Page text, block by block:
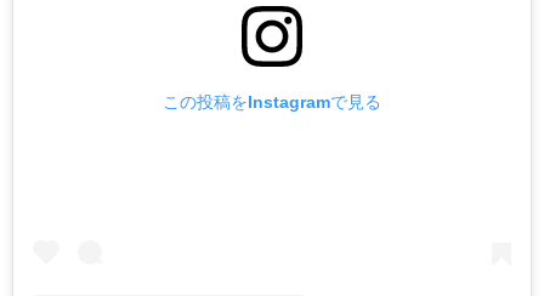
この投稿をInstagramで見る